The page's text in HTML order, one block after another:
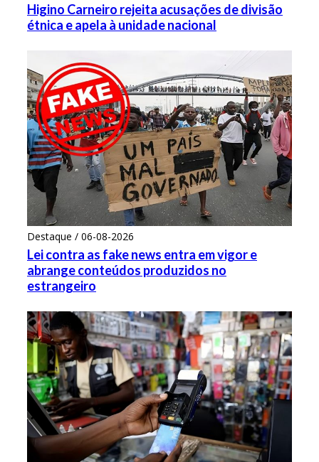
Higino Carneiro rejeita acusações de divisão
étnica e apela à unidade nacional
Destaque / 06-08-2026
Lei contra as fake news entra em vigor e
abrange conteúdos produzidos no
estrangeiro